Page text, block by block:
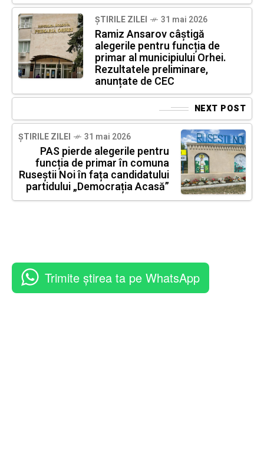
ȘTIRILE ZILEI 31 mai 2026
Ramiz Ansarov câștigă
alegerile pentru funcția de
primar al municipiului Orhei.
Rezultatele preliminare,
anunțate de CEC
NEXT POST
ȘTIRILE ZILEI 31 mai 2026
PAS pierde alegerile pentru
funcția de primar în comuna
Ruseștii Noi în fața candidatului
partidului „Democrația Acasă”
Trimite știrea ta pe WhatsApp